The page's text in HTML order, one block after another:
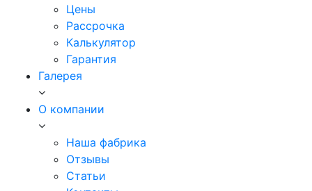
Цены
Рассрочка
Калькулятор
Гарантия
Галерея
О компании
Наша фабрика
Отзывы
Статьи